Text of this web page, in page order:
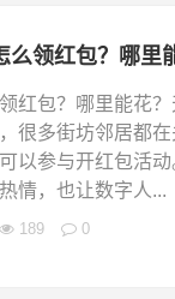
领红包？哪里
红包？哪里能花？
很多街坊邻居都在
以参与开红包活动
情，也让数字人...
189 0